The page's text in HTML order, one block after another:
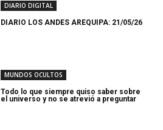
DIARIO DIGITAL
DIARIO LOS ANDES AREQUIPA: 21/05/26
MUNDOS OCULTOS
Todo lo que siempre quiso saber sobre
el universo y no se atrevió a preguntar